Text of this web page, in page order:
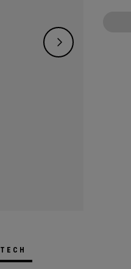
TECH